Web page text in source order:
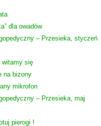
dla owadów
– Przesieka, styczeń
witamy się
na bizony
mikrofon
– Przesieka, maj
pierogi !